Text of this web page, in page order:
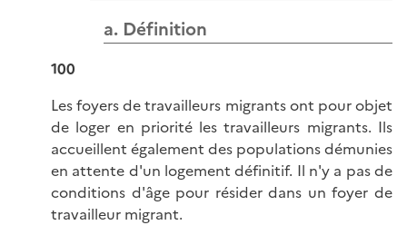
a. Définition
100
Les foyers de travailleurs migrants ont pour objet
de loger en priorité les travailleurs migrants. Ils
accueillent également des populations démunies
en attente d'un logement définitif. Il n'y a pas de
conditions d'âge pour résider dans un foyer de
travailleur migrant.